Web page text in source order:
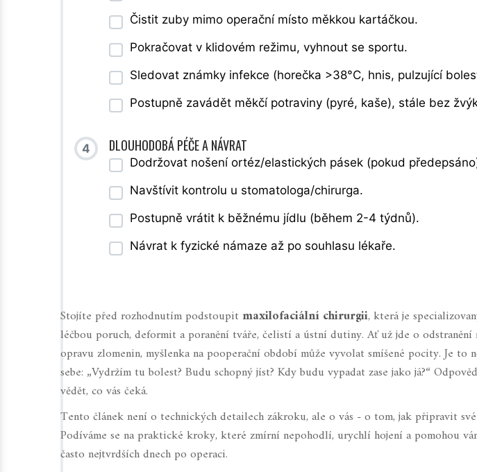
Čistit zuby mimo operační místo měkkou kartáčkou.
Pokračovat v klidovém režimu, vyhnout se sportu.
Sledovat známky infekce (horečka >38°C, hnis, pulzující
Postupně zavádět měkčí potraviny (pyré, kaše), stále bez
4 DLOUHODOBÁ PÉČE A NÁVRAT
Dodržovat nošení ortéz/elastických pásek (pokud
Navštívit kontrolu u stomatologa/chirurga.
Postupně vrátit k běžnému jídlu (během 2-4 týdnů).
Návrat k fyzické námaze až po souhlasu lékaře.
Stojíte před rozhodnutím podstoupit maxilofaciální chirurgii, která je
léčbou poruch, deformit a poranění tváře, čelistí a ústní dutiny. Ať už jde o
opravu zlomenin, myšlenka na pooperační období může vyvolat smíšené pocity. Je to
sebe: „Vydržím tu bolest? Budu schopný jíst? Kdy budu vypadat zase jako já?“
vědět, co vás čeká.
Tento článek není o technických detailech zákroku, ale o vás - o tom, jak připravit
Podíváme se na praktické kroky, které zmírní nepohodlí, urychlí hojení a pomohou
často nejtvrdších dnech po operaci.